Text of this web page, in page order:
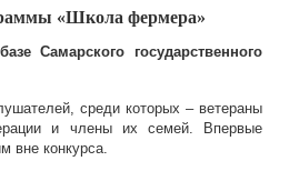
«Школа фермера»
Самарского государственного
среди которых – ветераны
и члены их семей. Впервые
вне конкурса.